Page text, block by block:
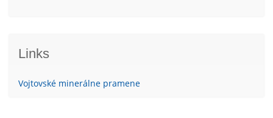
Links
Vojtovské minerálne pramene